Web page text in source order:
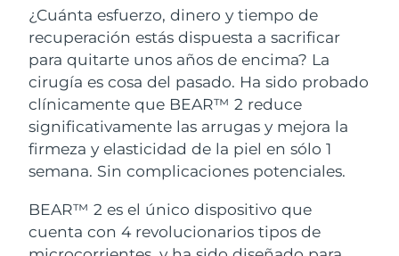
¿Cuánta esfuerzo, dinero y tiempo de
recuperación estás dispuesta a sacrificar
para quitarte unos años de encima? La
cirugía es cosa del pasado. Ha sido probado
clínicamente que BEAR™ 2 reduce
significativamente las arrugas y mejora la
firmeza y elasticidad de la piel en sólo 1
semana. Sin complicaciones potenciales.
BEAR™ 2 es el único dispositivo que
cuenta con 4 revolucionarios tipos de
Anti-aging massage
LUNA™ 4 Plus
Massage, LED heating
LUNA™ 4 Men
Microcurrent toning
BEAR™ 2 go
Microcurrent toning on-the-go
BEAR™ 2 eyes & lips
Hidratación
UFO™ 3 pack
Deep facial hydration
UFO™ 3 LED
Near-infrared and red light therapy
device
Cuidado bucal
issa™ 4
Hybrid silicone sonic toothbrush
Smart hybrid silicone sonic toothbrush
TRATAMIENTO ANTIEDAD FAQ™
Antiedad Tratamientos LED
NEW
Bermudas Entrega prevista16/08/2026
Bosnia y Herzegovina Entrega prevista13/08/2026
Brunéi Entrega prevista15/08/2026
Bulgaria Entrega prevista10/08/2026
Canadá Entrega prevista14/08/2026
Chile Entrega prevista 14/08/2026